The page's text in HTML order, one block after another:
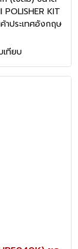
KIT
าประเทศอังกฤษ
เทียบ